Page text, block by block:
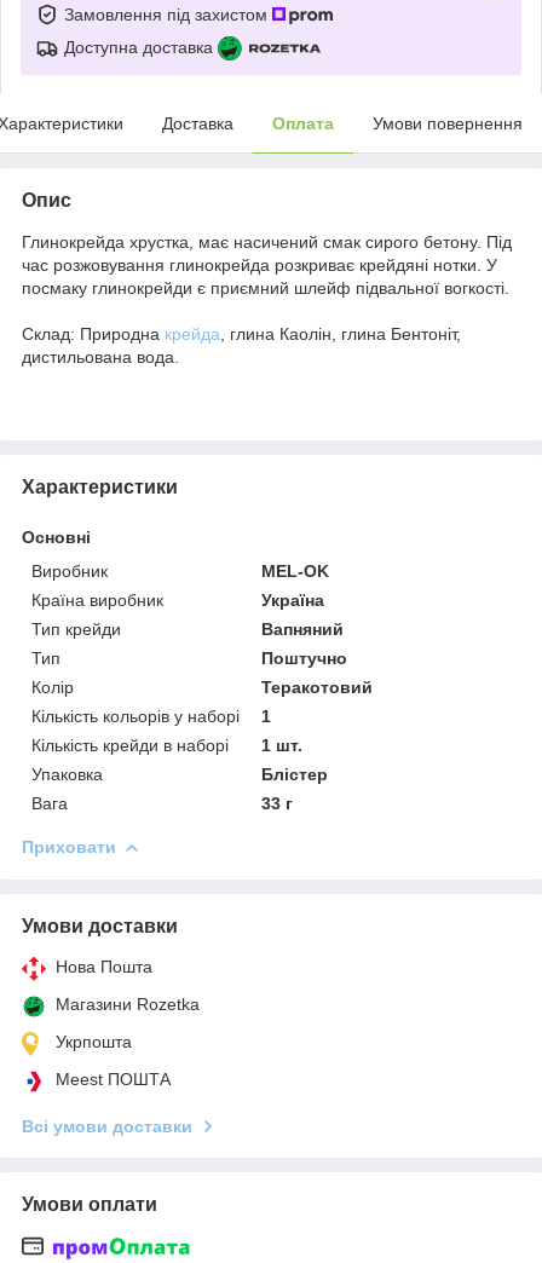
Замовлення під захистом
Доступна доставка
Доставка Оплата Умови повернення
Опис
Глинокрейда хрустка, має насичений смак сирого бетону. Під
час розжовування глинокрейда розкриває крейдяні нотки. У
посмаку глинокрейди є приємний шлейф підвальної вогкості.
Склад: Природна крейда , глина Каолін, глина Бентоніт,
дистильована вода.
Характеристики
Основні
Виробник
MEL-OK
Країна виробник
Україна
Тип крейди
Вапняний
Тип
Поштучно
Колір
Теракотовий
Кількість кольорів у наборі
1
Кількість крейди в наборі
1 шт.
Упаковка
Блістер
Вага
33 г
Приховати
Умови доставки
Нова Пошта
Магазини Rozetka
Укрпошта
Meest ПОШТА
Всі умови доставки
Умови оплати